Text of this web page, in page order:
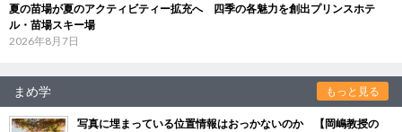
夏の苗場が夏のアクティビティー拡充へ 四季の各魅力を創出プリンスホテ
ル・苗場スキー場
2026年8月7日
まめ学 もっと見る
写真に埋まっている位置情報はおっかないのか 【岡嶋教授の